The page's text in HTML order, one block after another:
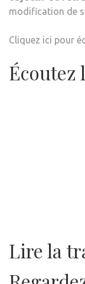
modification de
Cliquez ici pour
Écoutez
Lire la